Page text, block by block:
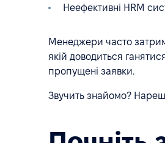
Неефективні HRM
Менеджери часто
якій доводиться
пропущені заявки.
Звучить знайомо?